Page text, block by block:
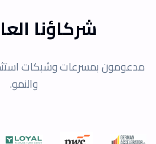
شركاؤنا
مدعومون بمسرعات وشبكات
والنمو.